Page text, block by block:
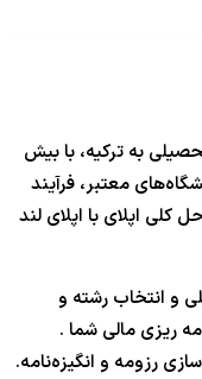
به ترکیه، با بیش
معتبر، فرآیند
کلی اپلای با اپلای لند
و انتخاب رشته و
ریزی مالی شما .
رزومه و انگیزه‌نامه.